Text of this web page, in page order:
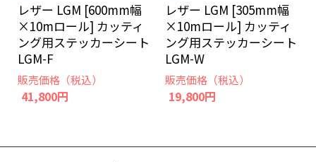
レザー LGM [600mm幅
×10mロール] カッティ
ング用ステッカーシート
LGM-F
販売価格（税込）
41,800円
レザー LGM [305mm幅
×10mロール] カッティ
ング用ステッカーシート
LGM-W
販売価格（税込）
19,800円